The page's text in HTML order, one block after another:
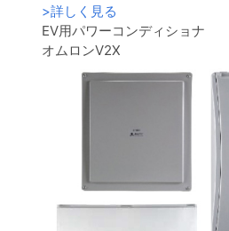
>詳しく見る
EV用パワーコンディショナ
オムロンV2X